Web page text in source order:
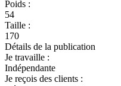
Poids :
54
Taille :
170
Détails de la publication
Je travaille :
Indépendante
Je reçois des clients :